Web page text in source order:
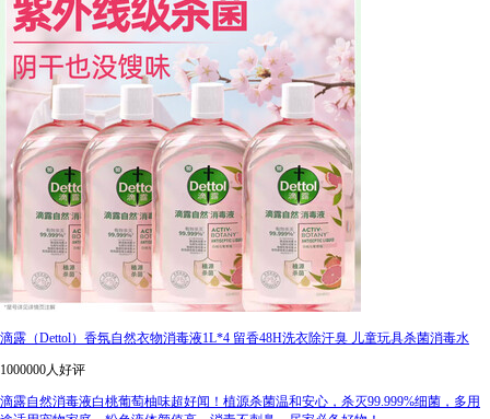
滴露（Dettol）香氛自然衣物消毒液1L*4 留香48H洗衣除汗臭 儿童玩具杀菌消毒水
1000000人好评
滴露自然消毒液白桃葡萄柚味超好闻！植源杀菌温和安心，杀灭99.999%细菌，多用